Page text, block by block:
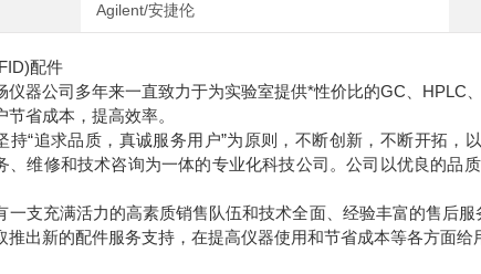
Agilent/安捷伦
配件
仪器公司多年来一直致力于为实验室提供*性价比的GC、
节省成本，提高效率。
持“追求品质，真诚服务用户”为原则，不断创新，不断开拓
、维修和技术咨询为一体的专业化科技公司。公司以优良的品
一支充满活力的高素质销售队伍和技术全面、经验丰富的售后
推出新的配件服务支持，在提高仪器使用和节省成本等各方面给